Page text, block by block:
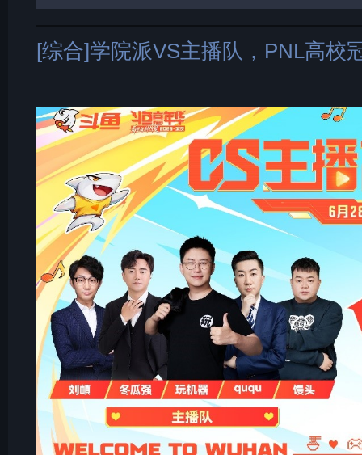
[综合]学院派VS主播队，PNL高校